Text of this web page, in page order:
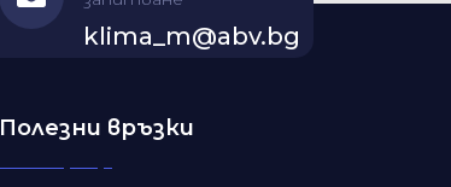
klima_m@abv.bg
Полезни връзки